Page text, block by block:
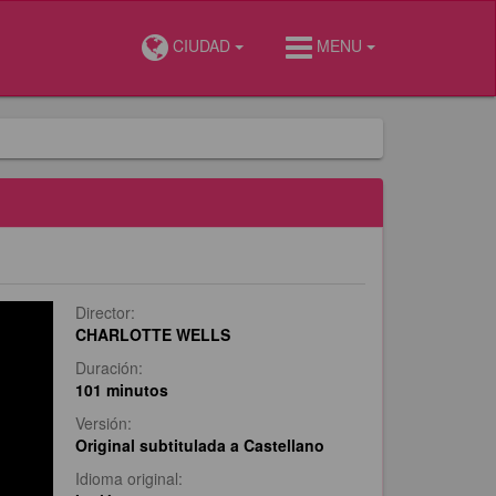
CIUDAD MENU
Director:
CHARLOTTE WELLS
Duración:
101 minutos
Versión:
Original subtitulada a Castellano
Idioma original: